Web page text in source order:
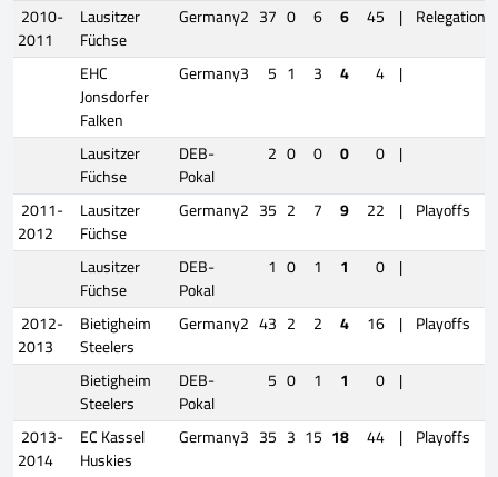
2010-
2011
Lausitzer
Füchse
Germany2 37 0 6 6 45 | Relegation
EHC
Jonsdorfer
Falken
Germany3 5 1 3 4 4 |
Lausitzer
Füchse
DEB-
Pokal
2 0 0 0 0 |
2011-
2012
Lausitzer
Füchse
Germany2 35 2 7 9 22 | Playoffs
Lausitzer
Füchse
DEB-
Pokal
1 0 1 1 0 |
2012-
2013
Bietigheim
Steelers
Germany2 43 2 2 4 16 | Playoffs
Bietigheim
Steelers
DEB-
Pokal
5 0 1 1 0 |
2013-
2014
EC Kassel
Huskies
Germany3 35 3 15 18 44 | Playoffs